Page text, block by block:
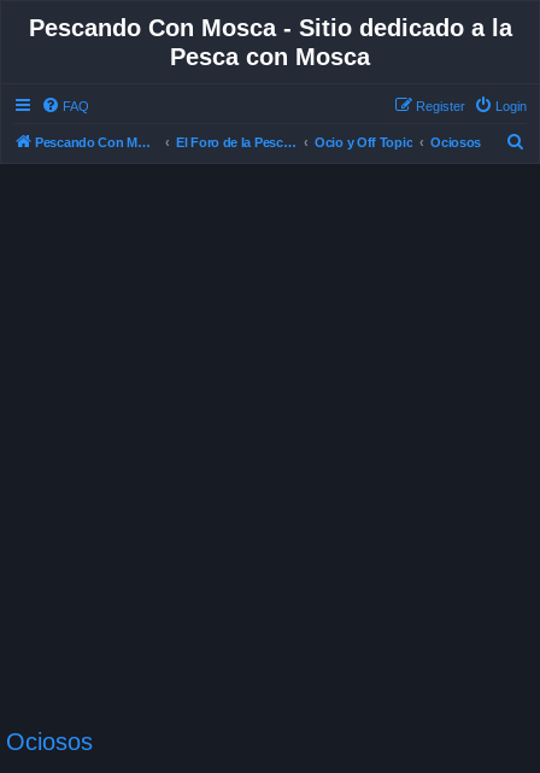
Pescando Con Mosca - Sitio dedicado a la
Pesca con Mosca
FAQ Login
Register
Pescando Con Mosca El Foro de la Pesca con Mosca en Chile Ocio y Off Topic Ociosos
Ociosos